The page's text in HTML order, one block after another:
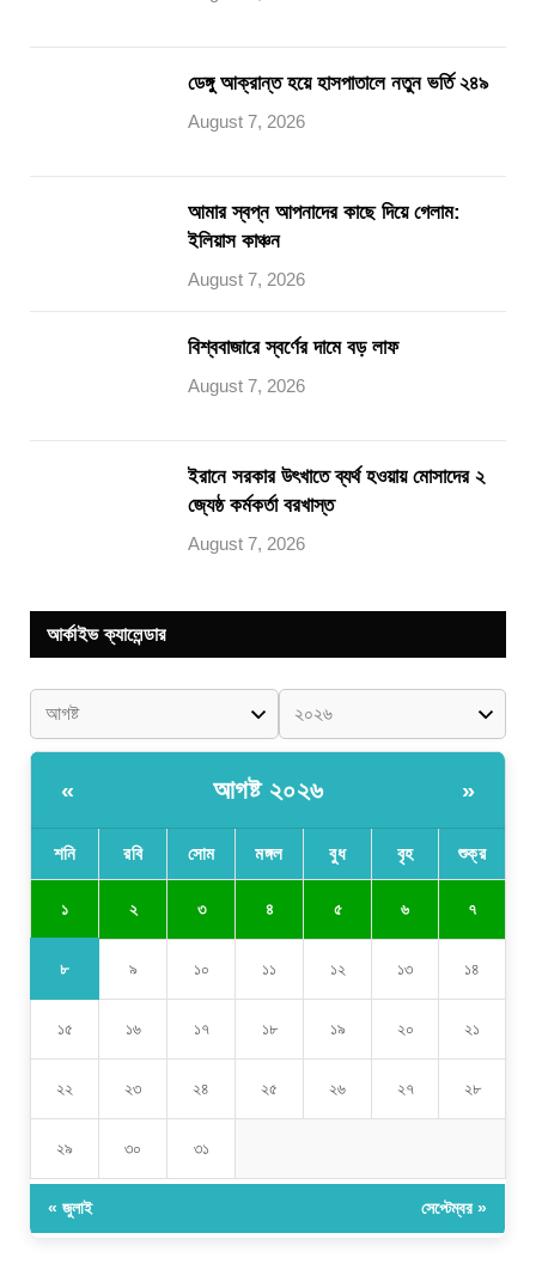
ডেঙ্গু আক্রান্ত হয়ে হাসপাতালে নতুন ভর্তি ২৪৯
August 7, 2026
আমার স্বপ্ন আপনাদের কাছে দিয়ে গেলাম:
ইলিয়াস কাঞ্চন
August 7, 2026
বিশ্ববাজারে স্বর্ণের দামে বড় লাফ
August 7, 2026
ইরানে সরকার উৎখাতে ব্যর্থ হওয়ায় মোসাদের ২
জ্যেষ্ঠ কর্মকর্তা বরখাস্ত
August 7, 2026
আর্কাইভ ক্যালেন্ডার
« আগষ্ট ২০২৬ »
শনি রবি সোম মঙ্গল বুধ বৃহ শুক্র
১ ২ ৩ ৪ ৫ ৬ ৭
৮ ৯ ১০ ১১ ১২ ১৩ ১৪
১৫ ১৬ ১৭ ১৮ ১৯ ২০ ২১
২২ ২৩ ২৪ ২৫ ২৬ ২৭ ২৮
২৯ ৩০ ৩১
« জুলাই সেপ্টেম্বর »